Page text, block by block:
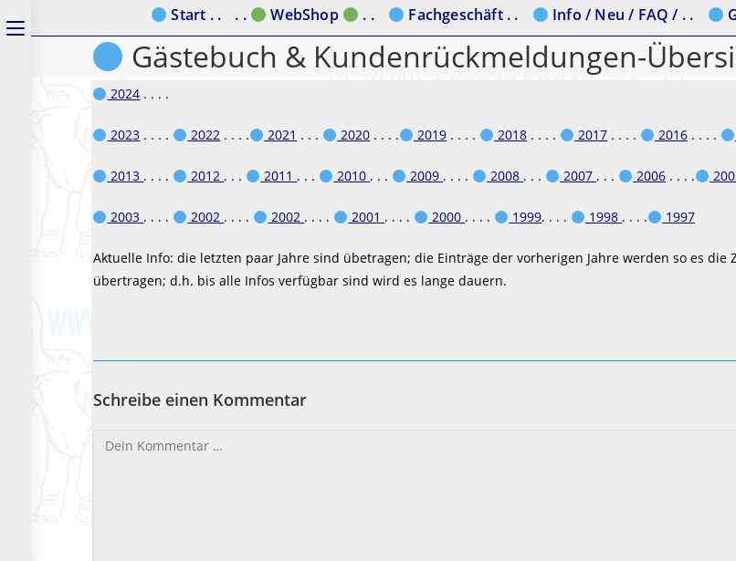
Inhalt
Start . . . . WebShop . . Fachgeschäft . . Info / Neu / FAQ / . .
Schalte
Gästebuch & Kundenrückmeldungen-
2024 . . . .
2023 . . . . 2022 . . . . 2021 . . . 2020 . . . . 2019 . . . . 2018 . . . . 2017 . . . . 2016 . . . .
2013 . . . . 2012 . . . 2011 . . . 2010 . . . 2009 . . . . 2008 . . . 2007 . . . 2006 . . . .
2003 . . . . 2002 . . . . 2002 . . . . 2001 . . . . 2000 . . . . 1999. . . . 1998 . . . . 1997
Aktuelle Info: die letzten paar Jahre sind übetragen; die Einträge der vorherigen Jahre werden so es die
übertragen; d.h. bis alle Infos verfügbar sind wird es lange dauern.
Schreibe einen Kommentar
Kommentar